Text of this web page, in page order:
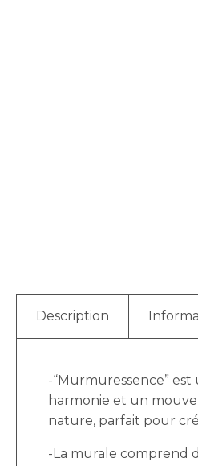
Description
-“Murmuressence”
harmonie et un
nature, parfait pour
-La murale comprend